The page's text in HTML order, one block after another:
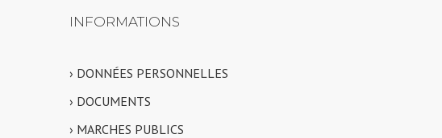
INFORMATIONS
› DONNÉES PERSONNELLES
› DOCUMENTS
› MARCHES PUBLICS